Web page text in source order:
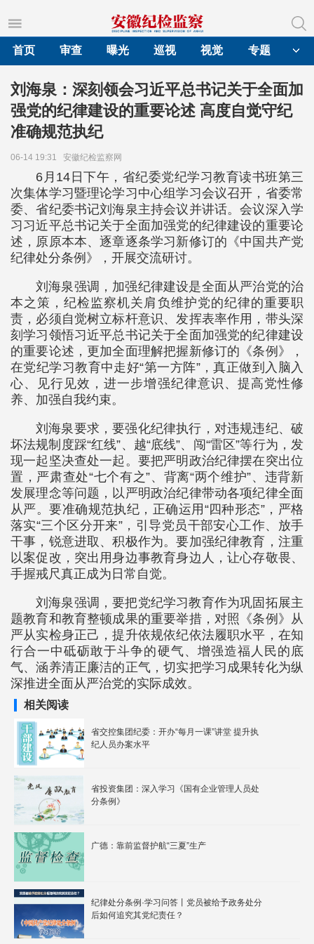
首页
审查 曝光 巡视 视觉 专题
刘海泉：深刻领会习近平总书记关于全面加
强党的纪律建设的重要论述 高度自觉守纪
准确规范执纪
06-14 19:31 安徽纪检监察网
6月14日下午，省纪委党纪学习教育读书班第三
次集体学习暨理论学习中心组学习会议召开，省委常
委、省纪委书记刘海泉主持会议并讲话。会议深入学
习习近平总书记关于全面加强党的纪律建设的重要论
述，原原本本、逐章逐条学习新修订的《中国共产党
纪律处分条例》，开展交流研讨。
刘海泉强调，加强纪律建设是全面从严治党的治
本之策，纪检监察机关肩负维护党的纪律的重要职
责，必须自觉树立标杆意识、发挥表率作用，带头深
刻学习领悟习近平总书记关于全面加强党的纪律建设
的重要论述，更加全面理解把握新修订的《条例》，
在党纪学习教育中走好“第一方阵”，真正做到入脑入
心、见行见效，进一步增强纪律意识、提高党性修
养、加强自我约束。
刘海泉要求，要强化纪律执行，对违规违纪、破
坏法规制度踩“红线”、越“底线”、闯“雷区”等行为，发
现一起坚决查处一起。要把严明政治纪律摆在突出位
置，严肃查处“七个有之”、背离“两个维护”、违背新
发展理念等问题，以严明政治纪律带动各项纪律全面
从严。要准确规范执纪，正确运用“四种形态”，严格
落实“三个区分开来”，引导党员干部安心工作、放手
干事，锐意进取、积极作为。要加强纪律教育，注重
以案促改，突出用身边事教育身边人，让心存敬畏、
手握戒尺真正成为日常自觉。
刘海泉强调，要把党纪学习教育作为巩固拓展主
题教育和教育整顿成果的重要举措，对照《条例》从
严从实检身正己，提升依规依纪依法履职水平，在知
行合一中砥砺敢于斗争的硬气、增强造福人民的底
气、涵养清正廉洁的正气，切实把学习成果转化为纵
深推进全面从严治党的实际成效。
相关阅读
省交控集团纪委：开办“每月一课”讲堂 提升执
纪人员办案水平
省投资集团：深入学习《国有企业管理人员处
分条例》
广德：靠前监督护航“三夏”生产
纪律处分条例·学习问答丨党员被给予政务处分
后如何追究其党纪责任？